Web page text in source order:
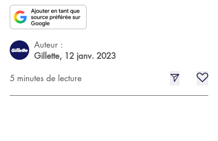
Auteur :
Gillette, 12 janv. 2023
5 minutes de lecture